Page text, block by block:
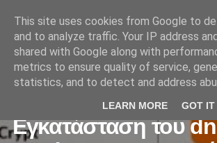
Εγκατάσταση του
This site uses cookies from Google to
and to analyze traffic. Your IP address
shared with Google along with
metrics to ensure quality of service,
statistics, and to detect and address
LEARN MORE GOT IT